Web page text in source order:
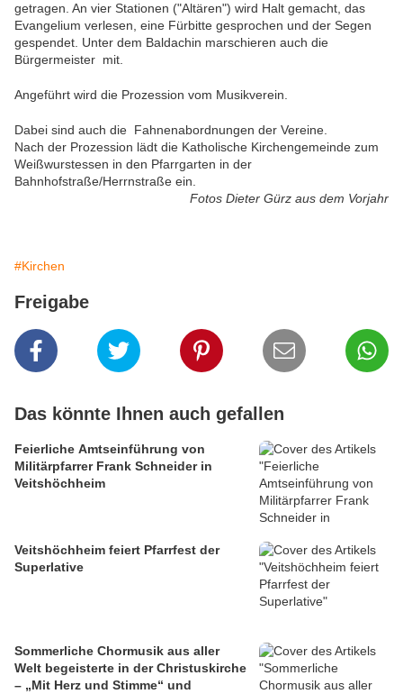
getragen. An vier Stationen ("Altären") wird Halt gemacht, das
Evangelium verlesen, eine Fürbitte gesprochen und der Segen
gespendet. Unter dem Baldachin marschieren auch die
Bürgermeister mit.
Angeführt wird die Prozession vom Musikverein.
Dabei sind auch die Fahnenabordnungen der Vereine.
Nach der Prozession lädt die Katholische Kirchengemeinde zum
Weißwurstessen in den Pfarrgarten in der
Bahnhofstraße/Herrnstraße ein.
Fotos Dieter Gürz aus dem Vorjahr
#Kirchen
Freigabe
Das könnte Ihnen auch gefallen
Feierliche Amtseinführung von
Militärpfarrer Frank Schneider in
Veitshöchheim
Veitshöchheim feiert Pfarrfest der
Superlative
Sommerliche Chormusik aus aller
Welt begeisterte in der Christuskirche
– „Mit Herz und Stimme“ und